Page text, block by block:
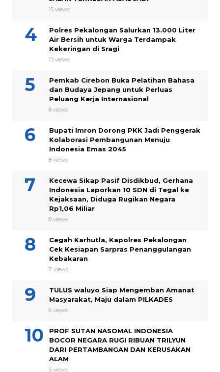
15 views
Polres Pekalongan Salurkan 13.000 Liter
Air Bersih untuk Warga Terdampak
Kekeringan di Sragi
13 views
Pemkab Cirebon Buka Pelatihan Bahasa
dan Budaya Jepang untuk Perluas
Peluang Kerja Internasional
8 views
Bupati Imron Dorong PKK Jadi Penggerak
Kolaborasi Pembangunan Menuju
Indonesia Emas 2045
8 views
Kecewa Sikap Pasif Disdikbud, Gerhana
Indonesia Laporkan 10 SDN di Tegal ke
Kejaksaan, Diduga Rugikan Negara
Rp1,06 Miliar
8 views
Cegah Karhutla, Kapolres Pekalongan
Cek Kesiapan Sarpras Penanggulangan
Kebakaran
7 views
TULUS waluyo Siap Mengemban Amanat
Masyarakat, Maju dalam PILKADES
6 views
PROF SUTAN NASOMAL INDONESIA
BOCOR NEGARA RUGI RIBUAN TRILYUN
DARI PERTAMBANGAN DAN KERUSAKAN
ALAM
5 views